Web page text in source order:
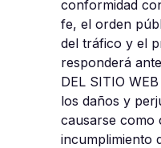
conformidad
fe, el orden
del tráfico y el
responderá
DEL SITIO
los daños y
causarse como
incumplimiento